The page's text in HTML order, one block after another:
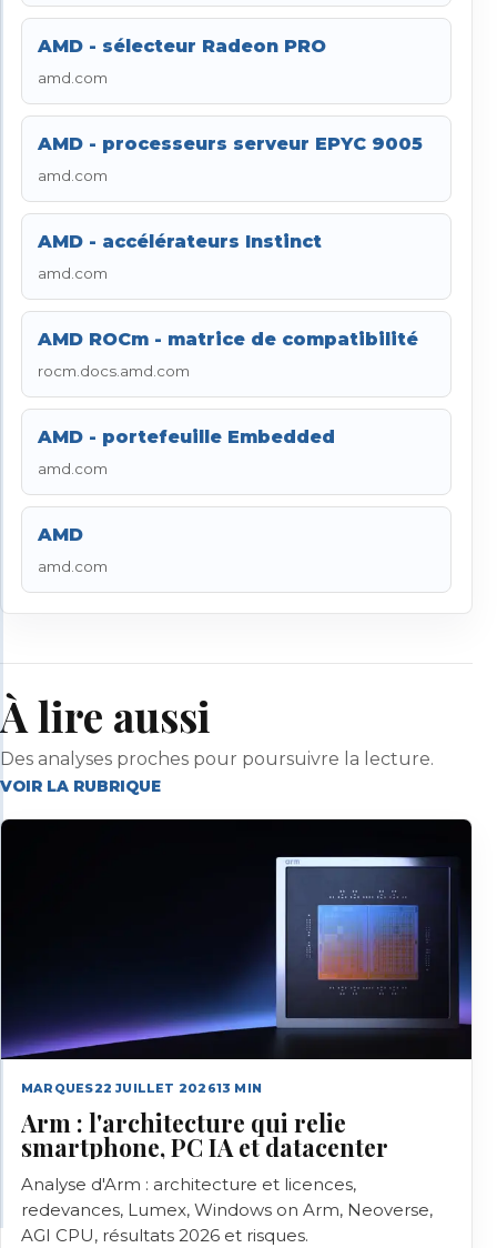
AMD - sélecteur Radeon PRO
amd.com
AMD - processeurs serveur EPYC 9005
amd.com
AMD - accélérateurs Instinct
amd.com
AMD ROCm - matrice de compatibilité
rocm.docs.amd.com
AMD - portefeuille Embedded
amd.com
AMD
amd.com
À lire aussi
Des analyses proches pour poursuivre la lecture.
VOIR LA RUBRIQUE
MARQUES22 JUILLET 202613 MIN
Arm : l'architecture qui relie
smartphone, PC IA et datacenter
Analyse d'Arm : architecture et licences,
redevances, Lumex, Windows on Arm, Neoverse,
AGI CPU, résultats 2026 et risques.